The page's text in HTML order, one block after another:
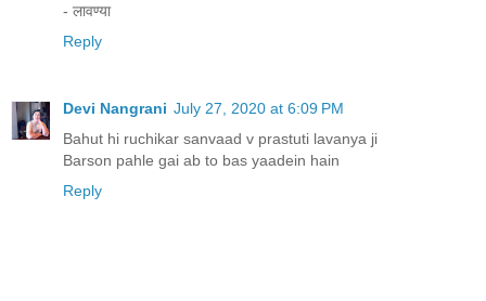
- लावण्या
Reply
Devi Nangrani July 27, 2020 at 6:09 PM
Bahut hi ruchikar sanvaad v prastuti lavanya ji
Barson pahle gai ab to bas yaadein hain
Reply